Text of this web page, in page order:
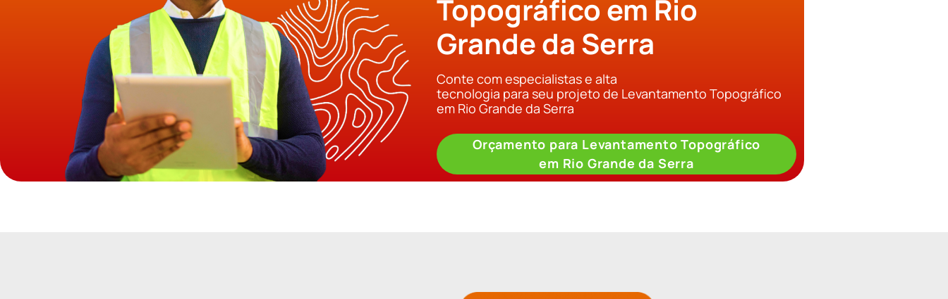
Topográfico em Rio
Grande da Serra
Conte com especialistas e alta
tecnologia para seu projeto de Levantamento Topográfico
em Rio Grande da Serra
Orçamento para Levantamento Topográfico
em Rio Grande da Serra